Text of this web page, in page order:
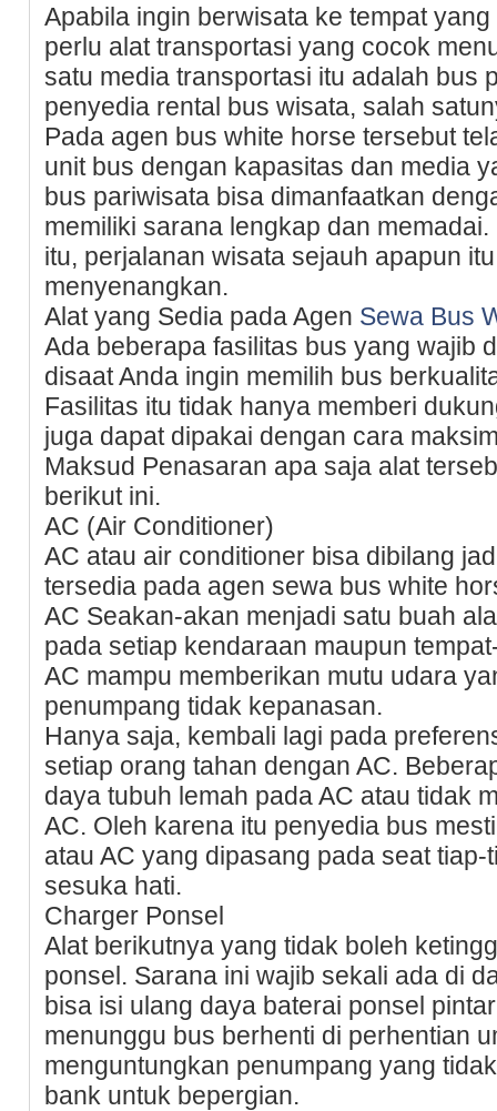
Apabila ingin berwisata ke tempat
perlu alat transportasi yang cocok
satu media transportasi itu adalah bus
penyedia rental bus wisata, salah
Pada agen bus white horse tersebut
unit bus dengan kapasitas dan media
bus pariwisata bisa dimanfaatkan
memiliki sarana lengkap dan
itu, perjalanan wisata sejauh apapun
menyenangkan.
Alat yang Sedia pada Agen Sewa Bus
Ada beberapa fasilitas bus yang wajib
disaat Anda ingin memilih bus
Fasilitas itu tidak hanya memberi
juga dapat dipakai dengan cara
Maksud Penasaran apa saja alat
berikut ini.
AC (Air Conditioner)
AC atau air conditioner bisa dibilang
tersedia pada agen sewa bus white
AC Seakan-akan menjadi satu buah
pada setiap kendaraan maupun
AC mampu memberikan mutu udara
penumpang tidak kepanasan.
Hanya saja, kembali lagi pada
setiap orang tahan dengan AC.
daya tubuh lemah pada AC atau tidak
AC. Oleh karena itu penyedia bus
atau AC yang dipasang pada seat
sesuka hati.
Charger Ponsel
Alat berikutnya yang tidak boleh
ponsel. Sarana ini wajib sekali ada di
bisa isi ulang daya baterai ponsel
menunggu bus berhenti di perhentian
menguntungkan penumpang yang
bank untuk bepergian.